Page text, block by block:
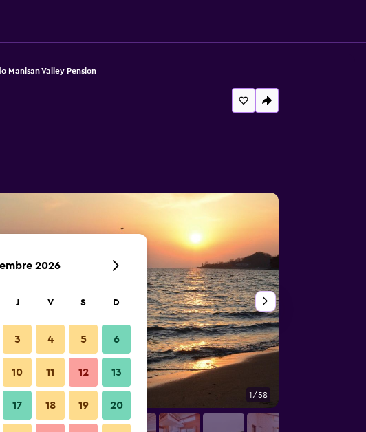
Manisan Valley Pension
1/58
2026
J V S D
3 4 5 6
10 11 12 13
17 18 19 20